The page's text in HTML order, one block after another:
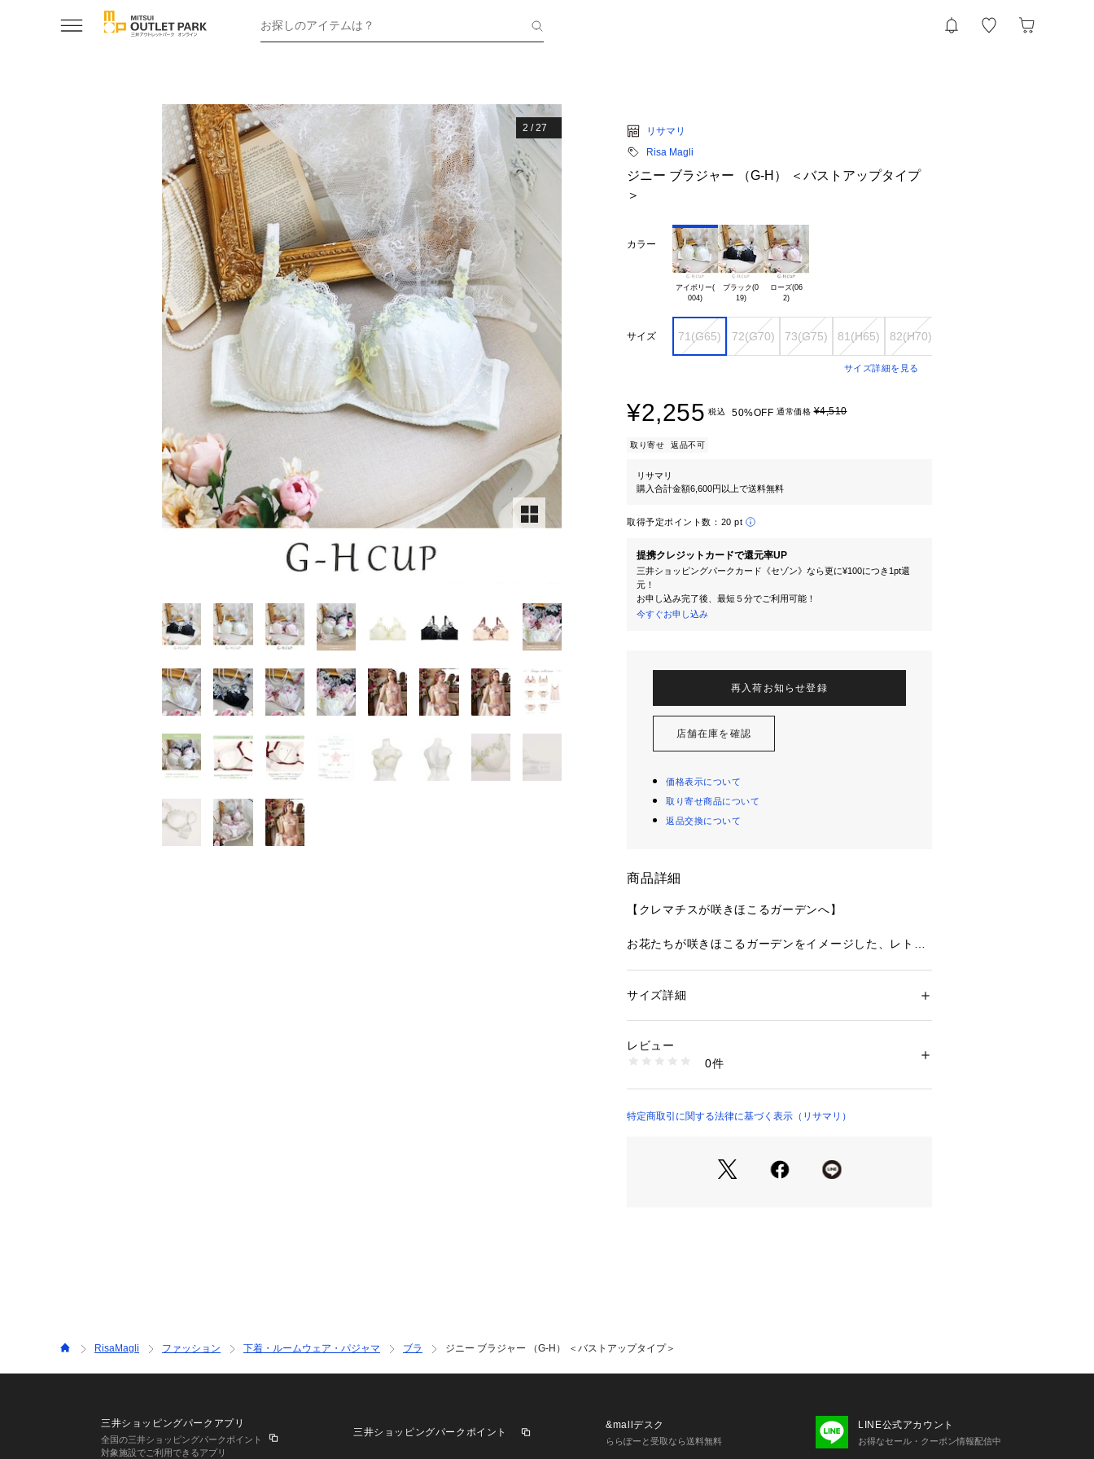
お探しのアイテムは？
2 /27
リサマリ
Risa Magli
ジニー ブラジャー （G-H） ＜バストアップタイプ
＞
カラー
アイボリー(
ブラック(0
19)
ローズ(06
サイズ 71(G65) 72(G70) 73(G75) 81(H65) 82(H70)
サイズ詳細を見る
¥2,255 税込 50%OFF 通常価格¥4,510
取り寄せ 返品不可
リサマリ
購入合計金額6,600円以上で送料無料
取得予定ポイント数： 20 pt
提携クレジットカードで還元率UP
三井ショッピングパークカード《セゾン》なら更に¥100につき1pt還
元！
お申し込み完了後、最短５分でご利用可能！
今すぐお申し込み
再入荷お知らせ登録
店舗在庫を確認
価格表示について
取り寄せ商品について
返品交換について
商品詳細
【クレマチスが咲きほこるガーデンへ】
お花たちが咲きほこるガーデンをイメージした、レトロ
ーリー糸で刺繍することで、ナチュラルな可愛らしさ
たちがガーデンの柵に絡まり合って咲いている華やかな
様子を表現しています。サイドには大きなチュールアッ
ミックスすることで、レトロなクラフト感のある印象に
『Glamor Bra／バストアップタイプ』
・3/4カップ
・ワイヤーあり
・ホック：3段×3列
・ストラップ長さ調節可能（取り外し不可）
性別：レディース
生産国：中国製
1095900002266
サイズ詳細
レビュー
0件
特定商取引に関する法律に基づく表示（リサマリ）
RisaMagli ファッション 下着・ルームウェア・パジャマ ブラ ジニー ブラジャー （G-H） ＜バストアップタイプ＞
三井ショッピングパークアプリ
全国の三井ショッピングパークポイント
対象施設でご利用できるアプリ
三井ショッピングパークポイント
&mallデスク
ららぽーと受取なら送料無料
LINE公式アカウント
お得なセール・クーポン情報配信中